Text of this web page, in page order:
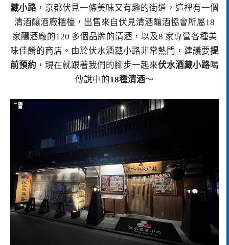
藏小路 ，京都伏見一條美味又有趣的街道，這裡有一個
清酒釀酒廠櫃檯，出售來自伏見清酒釀酒協會所屬18
家釀酒廠的120 多個品牌的清酒，以及8 家專營各種美
味佳餚的商店。由於伏水酒藏小路非常熱門，建議要提
前預約 ，現在就跟著我們的腳步一起來伏水酒藏小路喝
傳說中的18種清酒～